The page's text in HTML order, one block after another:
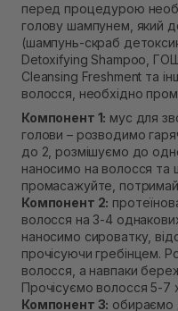
перед процедурою
голову шампунем, який
(шампунь-скраб
Detoxifying Shampoo,
Cleansing Freshment та
волосся, необхідно
Компонент 1: мус для
голови – розводимо
до 2, розмішуємо до
наносимо на волосся та
промасажуйте,
Компонент 2:
волосся на 3-4
наносимо сироватку,
прочісуючи гребінцем.
волосся, а навпаки
Прочісуємо волосся 5-
Компонент 3: обираємо